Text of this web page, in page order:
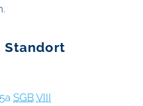
Standort
SGBVIII